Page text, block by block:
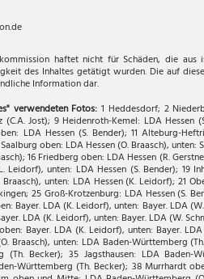
haftet nicht für Schäden, die
des Inhaltes getätigt wurden. Die auf
Information dar.
verwendeten Fotos:1 Heddesdorf; 2
Jost); 9 Heidenroth-Kemel: LDA
LDA Hessen (S. Bender); 11 Alteburg-
oben: LDA Hessen (O. Braasch),
16 Friedberg oben: LDA Hessen (R.
Leidorf), unten: LDA Hessen (S. Bender); 19
unten: LDA Hessen (K. Leidorf); 21
25 Groß-Krotzenburg: LDA Hessen (S.
Bayer. LDA (K. Leidorf), unten: Bayer. LDA
LDA (K. Leidorf), unten: Bayer. LDA (W.
Bayer. LDA (K. Leidorf), unten: Bayer.
Braasch), unten: LDA Baden-Württemberg
(Th. Becker); 35 Jagsthausen: LDA
Württemberg (Th. Becker); 38 Murrhardt